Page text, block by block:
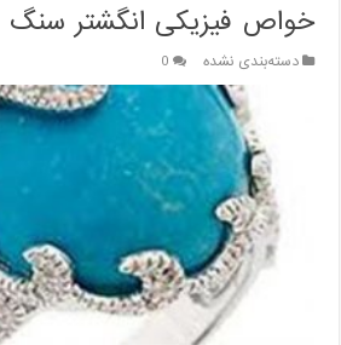
خواص فیزیکی انگشتر سنگ
دسته‌بندی نشده 0